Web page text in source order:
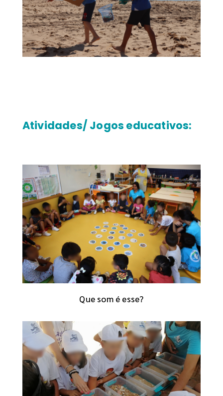
Atividades/ Jogos educativos:
Que som é esse?